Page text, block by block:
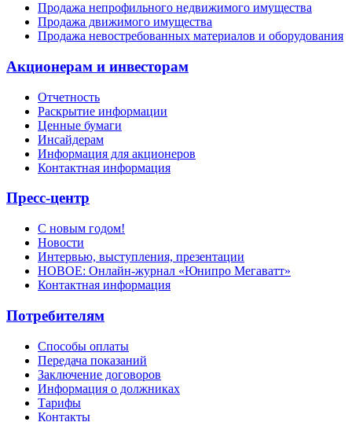
Продажа непрофильного недвижимого имущества
Продажа движимого имущества
Продажа невостребованных материалов и оборудования
Акционерам и инвесторам
Отчетность
Раскрытие информации
Ценные бумаги
Инсайдерам
Информация для акционеров
Контактная информация
Пресс-центр
С новым годом!
Новости
Интервью, выступления, презентации
НОВОЕ: Онлайн-журнал «Юнипро Мегаватт»
Контактная информация
Потребителям
Способы оплаты
Передача показаний
Заключение договоров
Информация о должниках
Тарифы
Контакты